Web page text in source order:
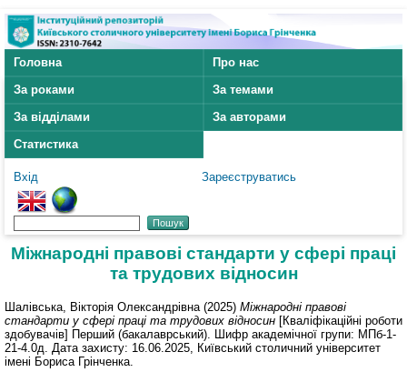
Головна
Про нас
За роками
За темами
За відділами
За авторами
Статистика
Вхід Зареєструватись
Міжнародні правові стандарти у сфері праці
та трудових відносин
Шалівська, Вікторія Олександрівна (2025) Міжнародні правові
стандарти у сфері праці та трудових відносин [Кваліфікаційні роботи
здобувачів] Перший (бакалаврський). Шифр академічної групи: МПб-1-
21-4.0д. Дата захисту: 16.06.2025, Київський столичний університет
імені Бориса Грінченка.